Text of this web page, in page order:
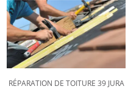
RÉPARATION DE TOITURE 39 JURA